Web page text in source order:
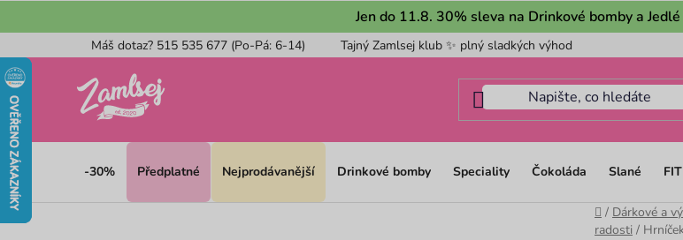
na
Jen do 11.8. 30% sleva na Drinkové bomby a
Máš dotaz? 515 535 677 (Po-Pá: 6-14) Tajný Zamlsej klub ✨ plný sladkých výhod
-30% Předplatné Nejprodávanější Drinkové bomby Speciality Čokoláda Slané FIT
Domů
/ Dárkové a
radosti /